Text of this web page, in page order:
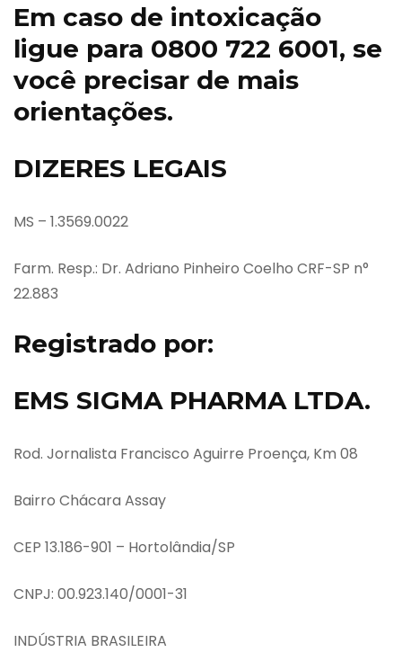
Em caso de intoxicação
ligue para 0800 722 6001, se
você precisar de mais
orientações.
DIZERES LEGAIS
MS – 1.3569.0022
Farm. Resp.: Dr. Adriano Pinheiro Coelho CRF-SP n°
22.883
Registrado por:
EMS SIGMA PHARMA LTDA.
Rod. Jornalista Francisco Aguirre Proença, Km 08
Bairro Chácara Assay
CEP 13.186-901 – Hortolândia/SP
CNPJ: 00.923.140/0001-31
INDÚSTRIA BRASILEIRA